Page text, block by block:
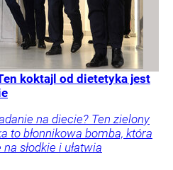
koktajl od dietetyka jest
na diecie? Ten zielony
to błonnikowa bomba, która
słodkie i ułatwia